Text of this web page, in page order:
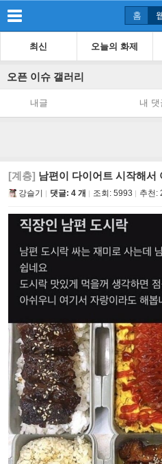
홈
최신 오늘의 화제
오픈 이슈 갤러리
내글 내 댓
[계층] 남편이 다이어트 시작해서
강슬기 댓글: 4 개 조회: 5993 추천: